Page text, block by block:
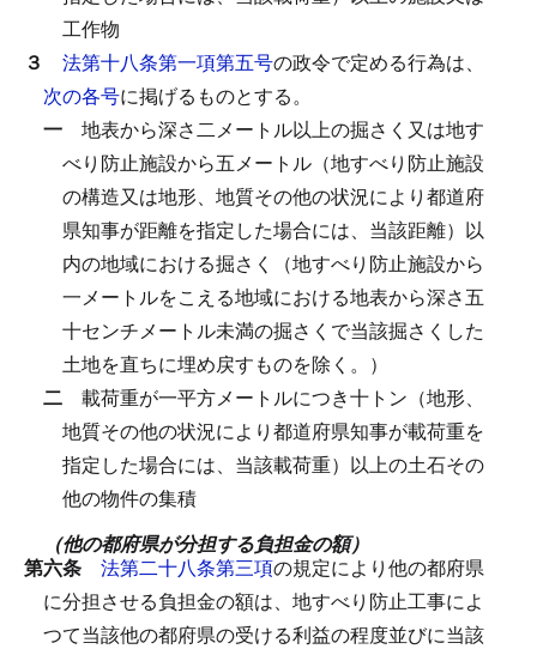
工作物
３ 法第十八条第一項第五号の政令で定める行為は、
次の各号に掲げるものとする。
一 地表から深さ二メートル以上の掘さく又は地す
べり防止施設から五メートル（地すべり防止施設
の構造又は地形、地質その他の状況により都道府
県知事が距離を指定した場合には、当該距離）以
内の地域における掘さく（地すべり防止施設から
一メートルをこえる地域における地表から深さ五
十センチメートル未満の掘さくで当該掘さくした
土地を直ちに埋め戻すものを除く。）
二 載荷重が一平方メートルにつき十トン（地形、
地質その他の状況により都道府県知事が載荷重を
指定した場合には、当該載荷重）以上の土石その
他の物件の集積
（他の都府県が分担する負担金の額）
第六条 法第二十八条第三項の規定により他の都府県
に分担させる負担金の額は、地すべり防止工事によ
つて当該他の都府県の受ける利益の程度並びに当該